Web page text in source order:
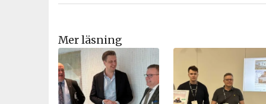
Mer läsning